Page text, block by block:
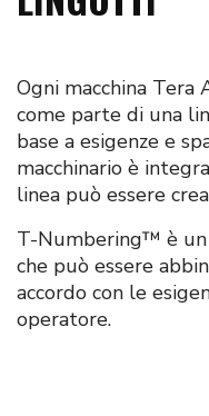
Ogni macchina Tera
come parte di una
base a esigenze e
macchinario è
linea può essere
T-Numbering™ è un
che può essere
accordo con le
operatore.